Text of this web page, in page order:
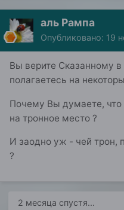
аль Рампа
Опубликовано: 19
Вы верите Сказанному
полагаетесь на
Почему Вы думаете, что
на тронное место ?
И заодно уж - чей трон,
?
2 месяца спустя...